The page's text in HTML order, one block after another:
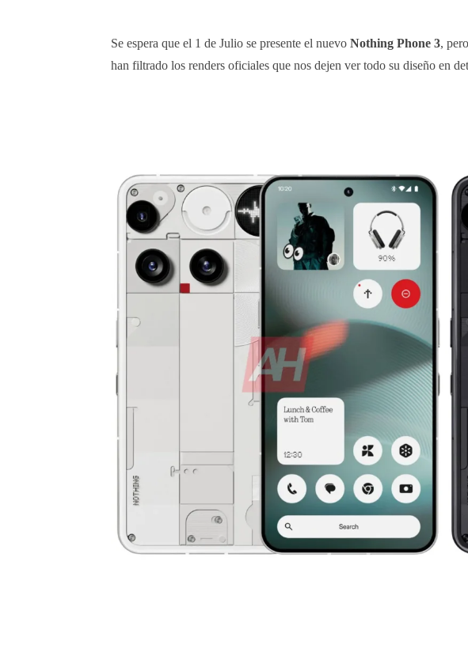
Se espera que el 1 de Julio se presente el nuevo Nothing Phone 3,
han filtrado los renders oficiales que nos dejen ver todo su diseño en